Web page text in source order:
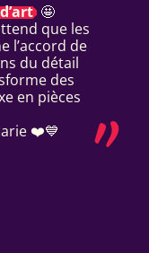
🤩
que les
l’accord de
du détail
des
en pièces
❤️💙